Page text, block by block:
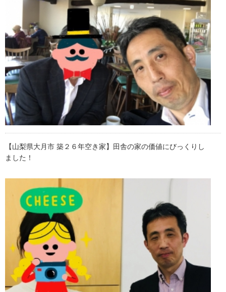
【山梨県大月市 築２６年空き家】田舎の家の価値にびっくりし
ました！